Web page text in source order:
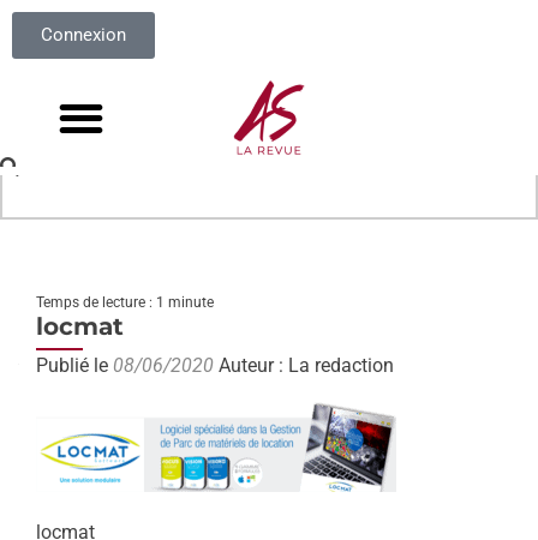
Connexion
Temps de lecture : 1 minute
locmat
Publié le 08/06/2020 Auteur : La redaction
locmat